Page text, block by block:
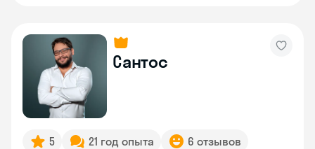
Сантос
5 21 год опыта 6 отзывов